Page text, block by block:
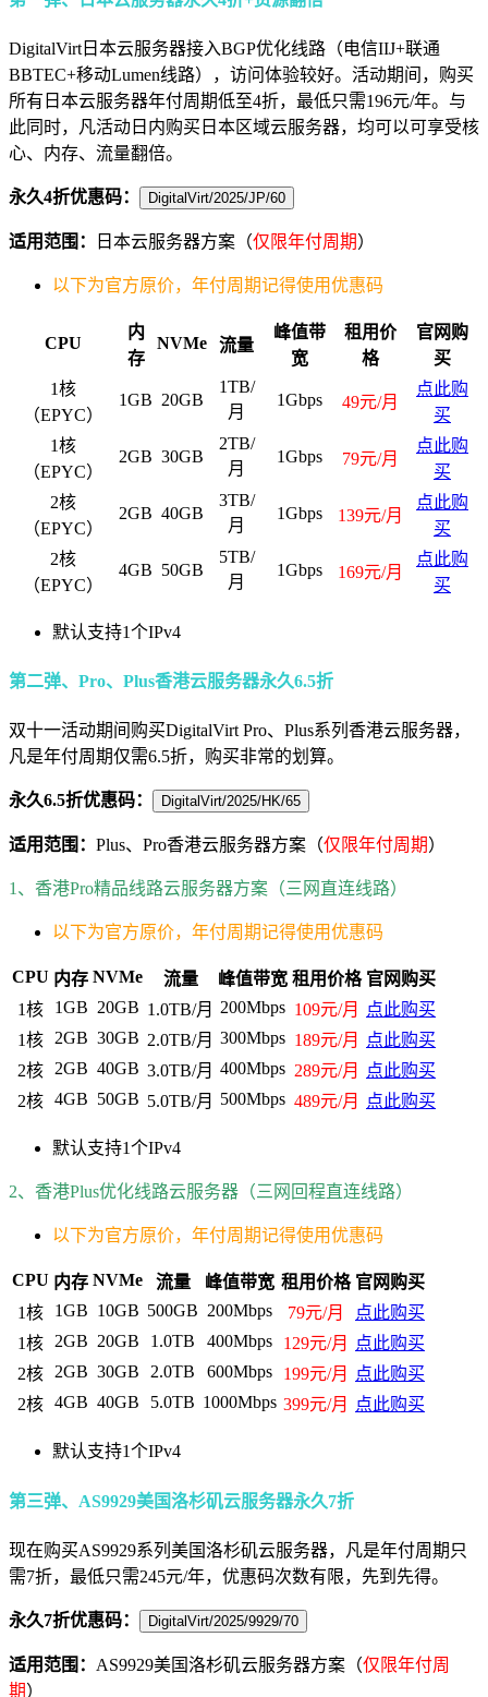
DigitalVirt日本云服务器接入BGP优化线路（电信IIJ+联通
BBTEC+移动Lumen线路），访问体验较好。活动期间，购买
所有日本云服务器年付周期低至4折，最低只需196元/年。与
此同时，凡活动日内购买日本区域云服务器，均可以可享受核
心、内存、流量翻倍。
永久4折优惠码： DigitalVirt/2025/JP/60
适用范围： 日本云服务器方案（仅限年付周期）
以下为官方原价，年付周期记得使用优惠码
CPU
内
存
NVMe 流量
峰值带
宽
租用价
格
官网购
买
1核
（EPYC）
1GB 20GB
1TB/
月
1Gbps 49元/月
点此购
买
1核
（EPYC）
2GB 30GB
2TB/
月
1Gbps 79元/月
点此购
买
2核
（EPYC）
2GB 40GB
3TB/
月
1Gbps 139元/月
点此购
买
2核
（EPYC）
4GB 50GB
5TB/
月
1Gbps 169元/月
点此购
买
默认支持1个IPv4
第二弹、Pro、Plus香港云服务器永久6.5折
双十一活动期间购买DigitalVirt Pro、Plus系列香港云服务器，
凡是年付周期仅需6.5折，购买非常的划算。
永久6.5折优惠码： DigitalVirt/2025/HK/65
适用范围： Plus、Pro香港云服务器方案（仅限年付周期）
1、香港Pro精品线路云服务器方案（三网直连线路）
以下为官方原价，年付周期记得使用优惠码
CPU 内存 NVMe 流量 峰值带宽 租用价格 官网购买
1核
1GB 20GB 1.0TB/月 200Mbps 109元/月
点此购买
1核 2GB 30GB 2.0TB/月 300Mbps 189元/月
点此购买
2核 2GB 40GB 3.0TB/月 400Mbps 289元/月
点此购买
2核 4GB 50GB 5.0TB/月 500Mbps 489元/月 点此购买
默认支持1个IPv4
2、香港Plus优化线路云服务器（三网回程直连线路）
以下为官方原价，年付周期记得使用优惠码
CPU 内存 NVMe 流量 峰值带宽 租用价格 官网购买
1核
1GB 10GB 500GB 200Mbps 79元/月
点此购买
1核 2GB 20GB 1.0TB 400Mbps 129元/月
点此购买
2核 2GB 30GB 2.0TB 600Mbps 199元/月
点此购买
2核 4GB 40GB 5.0TB 1000Mbps 399元/月 点此购买
默认支持1个IPv4
第三弹、AS9929美国洛杉矶云服务器永久7折
现在购买AS9929系列美国洛杉矶云服务器，凡是年付周期只
需7折，最低只需245元/年，优惠码次数有限，先到先得。
永久7折优惠码： DigitalVirt/2025/9929/70
适用范围： AS9929美国洛杉矶云服务器方案（仅限年付周
期）